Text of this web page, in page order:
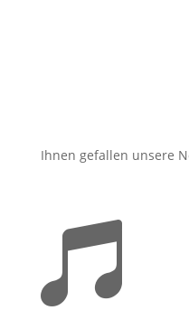
Ihnen gefallen unsere
